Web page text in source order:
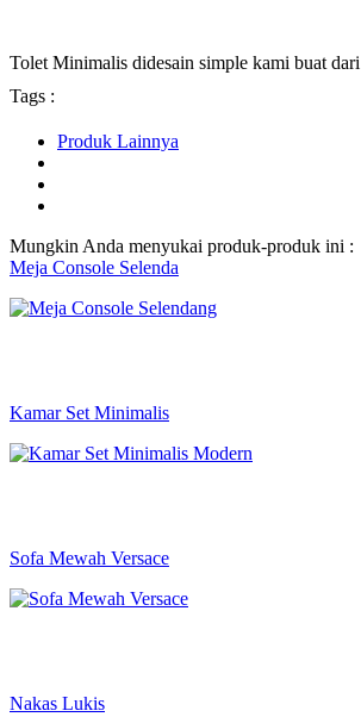
Tolet Minimalis didesain simple kami buat
Tags :
Produk Lainnya
Mungkin Anda menyukai produk-produk ini :
Meja Console Selenda
Kamar Set Minimalis
Sofa Mewah Versace
Nakas Lukis